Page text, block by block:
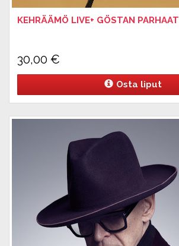
KEHRÄÄMÖ LIVE+ GÖSTAN PARHAAT
30,00 €
Osta liput